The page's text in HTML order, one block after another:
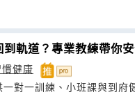
軌道？專業教練帶你
慣健康
對一訓練、小班課與到府